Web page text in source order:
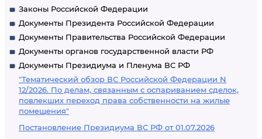
Законы Российской Федерации
Документы Президента Российской Федерации
Документы Правительства Российской Федерации
Документы органов государственной власти РФ
Документы Президиума и Пленума ВС РФ
"Тематический обзор ВС Российской Федерации N
12/2026. По делам, связанным с оспариванием сделок,
повлекших переход права собственности на жилые
помещения"
Постановление Президиума ВС РФ от 01.07.2026